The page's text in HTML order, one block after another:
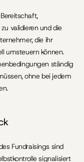
validieren und die
die ihr
umsteuern können.
ständig
ohne bei jedem
Fundraisings sind
signalisiert